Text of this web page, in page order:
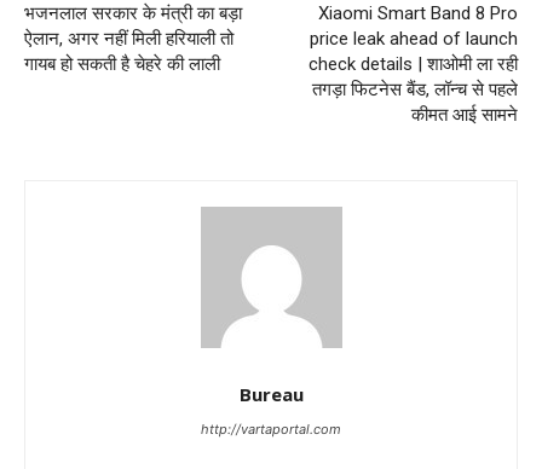
भजनलाल सरकार के मंत्री का बड़ा
ऐलान, अगर नहीं मिली हरियाली तो
गायब हो सकती है चेहरे की लाली
Xiaomi Smart Band 8 Pro
price leak ahead of launch
check details | शाओमी ला रही
तगड़ा फिटनेस बैंड, लॉन्च से पहले
कीमत आई सामने
Bureau
http://vartaportal.com